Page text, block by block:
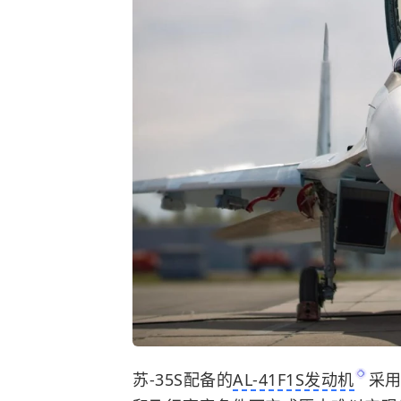
苏-35S配备的AL-41F1S发动机
采